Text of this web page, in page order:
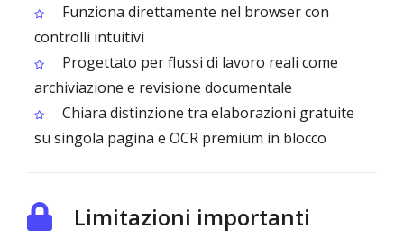
Funziona direttamente nel browser con
controlli intuitivi
Progettato per flussi di lavoro reali come
archiviazione e revisione documentale
Chiara distinzione tra elaborazioni gratuite
su singola pagina e OCR premium in blocco
Limitazioni importanti